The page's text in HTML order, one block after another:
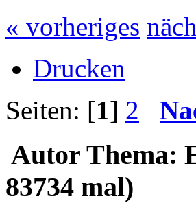
« vorheriges
Drucken
Seiten: [1] 2
Autor Thema:
83734 mal)